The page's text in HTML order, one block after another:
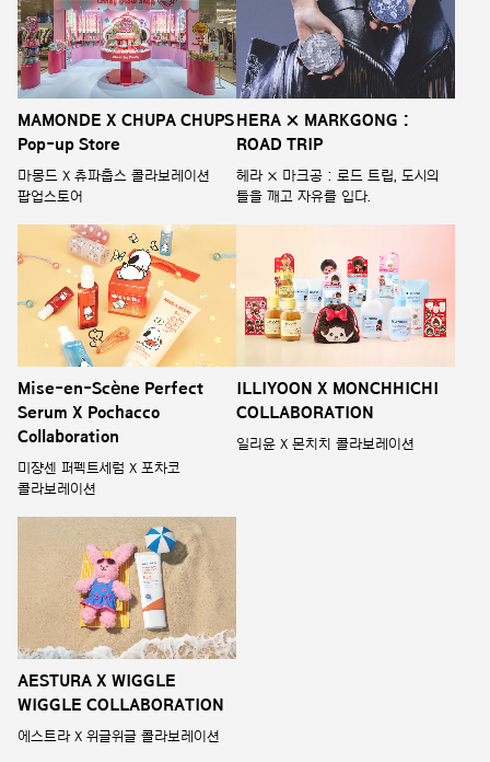
MAMONDE X CHUPA CHUPS
Pop-up Store
마몽드 X 츄파춥스 콜라보레이션
팝업스토어
HERA × MARKGONG :
ROAD TRIP
헤라 × 마크공 : 로드 트립, 도시의
틀을 깨고 자유를 입다.
Mise-en-Scène Perfect
Serum X Pochacco
Collaboration
미쟝센 퍼펙트세럼 X 포차코
콜라보레이션
ILLIYOON X MONCHHICHI
COLLABORATION
일리윤 X 몬치치 콜라보레이션
AESTURA X WIGGLE
WIGGLE COLLABORATION
에스트라 X 위글위글 콜라보레이션